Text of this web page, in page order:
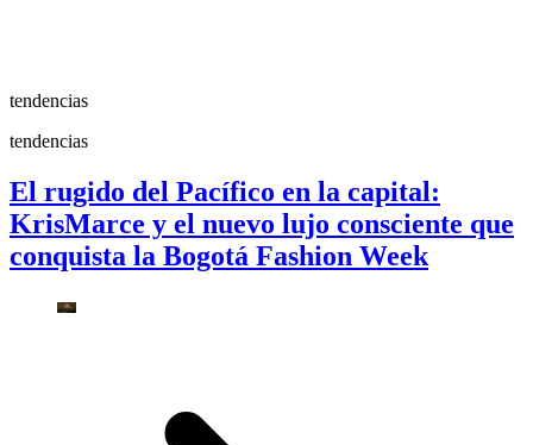
tendencias
tendencias
El rugido del Pacífico en la capital:
KrisMarce y el nuevo lujo consciente que
conquista la Bogotá Fashion Week